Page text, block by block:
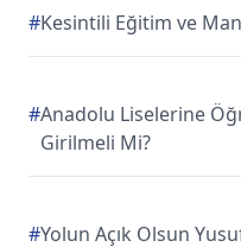
#Kesintili Eğitim ve
#Anadolu Liselerine
Girilmeli Mi?
#Yolun Açık Olsun